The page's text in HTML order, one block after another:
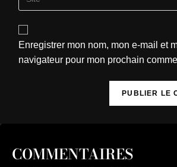
Enregistrer mon nom, mon e-mail et
navigateur pour mon prochain
COMMENTAIRES